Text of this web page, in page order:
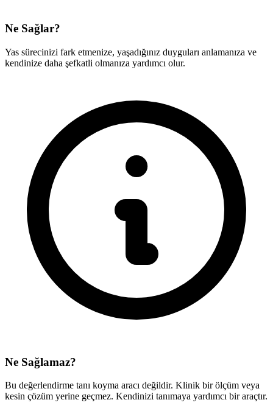
Ne Sağlar?
Yas sürecinizi fark etmenize, yaşadığınız duyguları anlamanıza ve
kendinize daha şefkatli olmanıza yardımcı olur.
Ne Sağlamaz?
Bu değerlendirme tanı koyma aracı değildir. Klinik bir ölçüm veya
kesin çözüm yerine geçmez. Kendinizi tanımaya yardımcı bir araçtır.